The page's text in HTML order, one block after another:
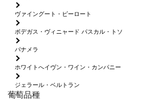
ヴァイングート・ピーロート
ボデガス・ヴィニャード パスカル・トソ
パナメラ
ホワイトへイヴン・ワイン・カンパニー
ジェラール・ベルトラン
葡萄品種